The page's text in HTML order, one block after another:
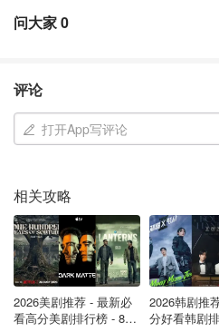
▪️展览地点：V&A博物馆
▪️展览时间：2026年3月21日 -
计走到今天。
3️⃣ 音浪全黑！英国黑人音乐文
▪️展览地点：V&A东区
▪️展览时间：2026年4月18日 - 6
问大家0
评论
打开App写评论
相关攻略
2026美剧推荐 - 最新必
看高分美剧排行榜 - 8月
2026韩剧推
分好看韩剧